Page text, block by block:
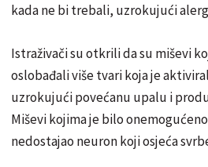
kada ne bi trebali, uzrokujući
Istraživači su otkrili da su miševi
oslobađali više tvari koja je
uzrokujući povećanu upalu i
Miševi kojima je bilo
nedostajao neuron koji osjeća